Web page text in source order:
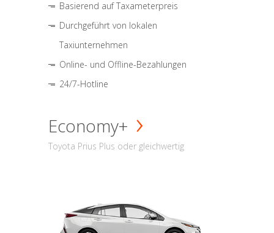
Basierend auf Taxameterpreis
Durchgeführt von lokalen
Taxiunternehmen
Online- und Offline-Bezahlungen
24/7-Hotline
Economy+
Toyota Prius Plus oder gleichwertig